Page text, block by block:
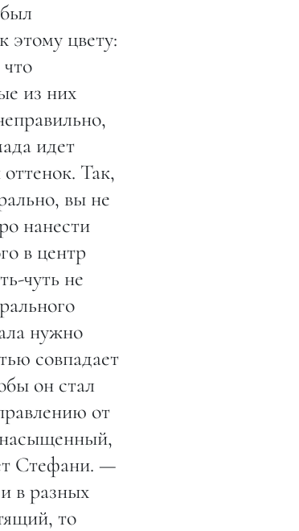
этому цвету:
из них
идет
Так,
вы не
нанести
в центр
чуть не
нужно
совпадает
он стал
от
насыщенный,
Стефани. —
в разных
то